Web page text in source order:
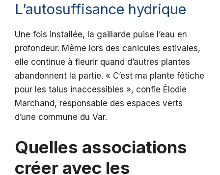
L’autosuffisance hydrique
Une fois installée, la gaillarde puise l’eau en
profondeur. Même lors des canicules estivales,
elle continue à fleurir quand d’autres plantes
abandonnent la partie. « C’est ma plante fétiche
pour les talus inaccessibles », confie Élodie
Marchand, responsable des espaces verts
d’une commune du Var.
Quelles associations
créer avec les